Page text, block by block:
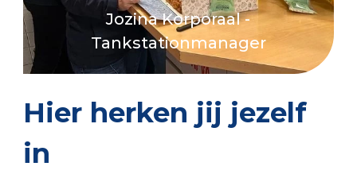
Jozina Korporaal -
Tankstationmanager
Hier herken jij jezelf
in